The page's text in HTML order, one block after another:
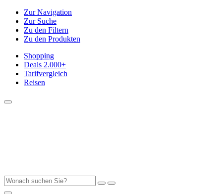
Zur Navigation
Zur Suche
Zu den Filtern
Zu den Produkten
Shopping
Deals 2.000+
Tarifvergleich
Reisen